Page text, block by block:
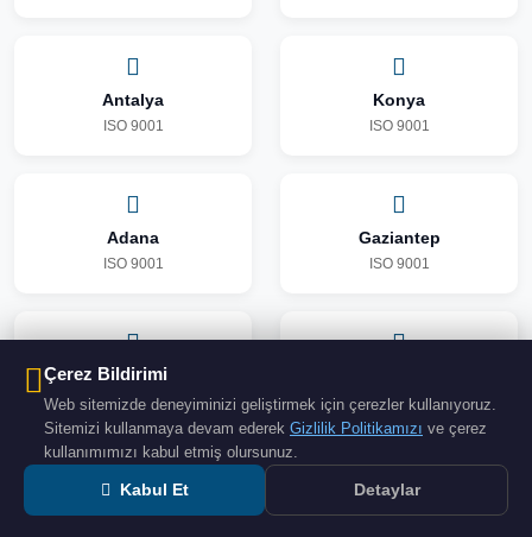
Antalya
ISO 9001
Konya
ISO 9001
Adana
ISO 9001
Gaziantep
ISO 9001
Şanlıurfa
ISO 9001 ISO 9001
Mersin Diyarbakır
Çerez Bildirimi
Web sitemizde deneyiminizi geliştirmek için çerezler kullanıyoruz.
Sitemizi kullanmaya devam ederek Gizlilik Politikamızı ve çerez
kullanımımızı kabul etmiş olursunuz.
Kabul Et Detaylar